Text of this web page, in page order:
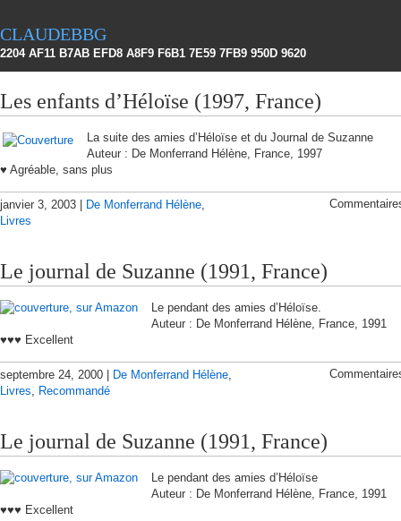
claudebbg
2204 AF11 B7AB EFD8 A8F9 F6B1 7E59 7FB9 950D 9620
Les enfants d’Héloïse (1997, France)
La suite des amies d’Héloïse et du Journal de Suzanne
Auteur : De Monferrand Hélène, France, 1997
♥ Agréable, sans plus
janvier 3, 2003 | De Monferrand Hélène,
Livres
Le journal de Suzanne (1991, France)
Le pendant des amies d’Héloïse.
Auteur : De Monferrand Hélène, France, 1991
♥♥♥ Excellent
septembre 24, 2000 | De Monferrand Hélène,
Livres, Recommandé
Le journal de Suzanne (1991, France)
Le pendant des amies d’Héloïse
Auteur : De Monferrand Hélène, France, 1991
♥♥♥ Excellent